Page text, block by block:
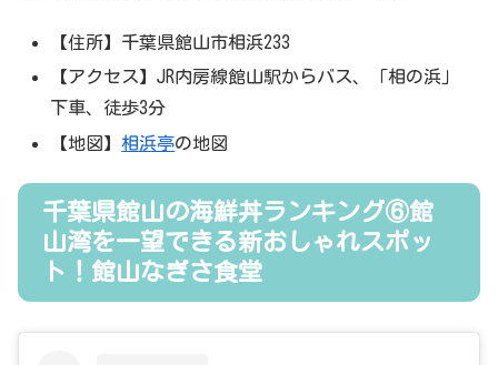
【住所】千葉県館山市相浜233
【アクセス】JR内房線館山駅からバス、「相の浜」
下車、徒歩3分
【地図】相浜亭の地図
千葉県館山の海鮮丼ランキング⑥館
山湾を一望できる新おしゃれスポッ
ト！館山なぎさ食堂